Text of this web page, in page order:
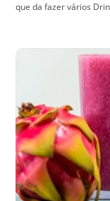
que da fazer vários